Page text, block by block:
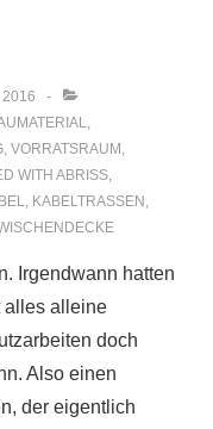
2016
,
, VORRATSRAUM ,
WITH ABRISS,
, KABELTRASSEN ,
Irgendwann hatten
alles alleine
doch
Also einen
der eigentlich